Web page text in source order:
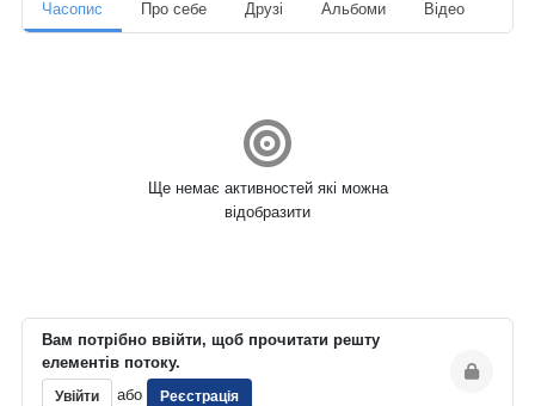
Часопис Про себе Друзі Альбоми Відео
Ще немає активностей які можна
відобразити
Вам потрібно ввійти, щоб прочитати решту
елементів потоку.
Увійти або Реєстрація